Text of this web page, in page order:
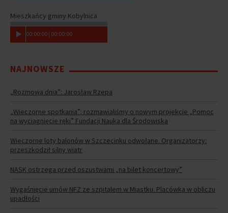
Mieszkańcy gminy Kobylnica
00:00:00 | 00:00:00
NAJNOWSZE
„Rozmowa dnia”: Jarosław Rzepa
„Wieczorne spotkania”: rozmawialiśmy o nowym projekcie „Pomoc
na wyciągnięcie ręki” Fundacji Nauka dla Środowiska
Wieczorne loty balonów w Szczecinku odwołane. Organizatorzy:
przeszkodził silny wiatr
NASK ostrzega przed oszustwami „na bilet koncertowy”
Wygaśnięcie umów NFZ ze szpitalem w Miastku. Placówka w obliczu
upadłości